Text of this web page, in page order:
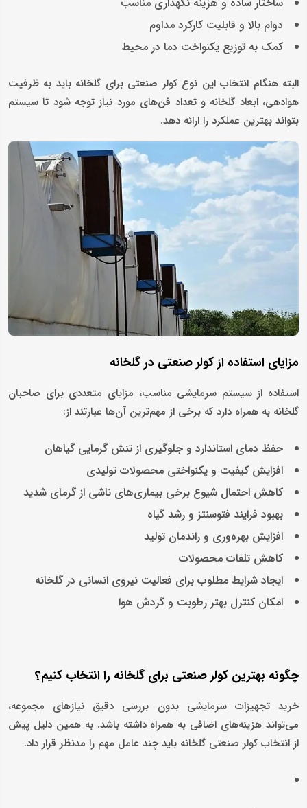
دوام بالا و قابلیت کارکرد مداوم
کمک به توزیع یکنواخت دما در محیط
البته هنگام انتخاب این نوع کولر صنعتی برای گلخانه باید به ظرفیت
هوادهی، ابعاد گلخانه و تعداد فن‌های مورد نیاز توجه شود تا سیستم
بتواند بهترین عملکرد را ارائه دهد.
مزایای استفاده از کولر صنعتی در گلخانه
استفاده از سیستم سرمایشی مناسب، مزایای متعددی برای صاحبان
گلخانه به همراه دارد که برخی از مهم‌ترین آن‌ها عبارتند از:
حفظ دمای استاندارد و جلوگیری از تنش گرمایی گیاهان
افزایش کیفیت و یکنواختی محصولات تولیدی
کاهش احتمال شیوع برخی بیماری‌های ناشی از گرمای شدید
بهبود فرایند فتوسنتز و رشد گیاه
افزایش بهره‌وری و راندمان تولید
کاهش تلفات محصولات
ایجاد شرایط مطلوب برای فعالیت نیروی انسانی در گلخانه
امکان کنترل بهتر رطوبت و گردش هوا
چگونه بهترین کولر صنعتی برای گلخانه را انتخاب کنیم؟
خرید تجهیزات سرمایشی بدون بررسی دقیق نیازهای مجموعه،
می‌تواند هزینه‌های اضافی به همراه داشته باشد. به همین دلیل پیش
از انتخاب کولر صنعتی گلخانه باید چند عامل مهم را مدنظر قرار داد.